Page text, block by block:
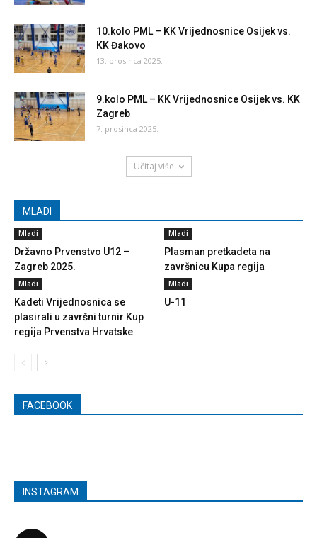
10.kolo PML – KK Vrijednosnice Osijek vs.
KK Đakovo
13. prosinca 2025.
9.kolo PML – KK Vrijednosnice Osijek vs. KK
Zagreb
7. prosinca 2025.
Učitaj više
MLADI
Mladi
Državno Prvenstvo U12 –
Zagreb 2025.
Mladi
Plasman pretkadeta na
završnicu Kupa regija
Mladi
Kadeti Vrijednosnica se
plasirali u završni turnir Kup
regija Prvenstva Hrvatske
Mladi
U-11
FACEBOOK
INSTAGRAM